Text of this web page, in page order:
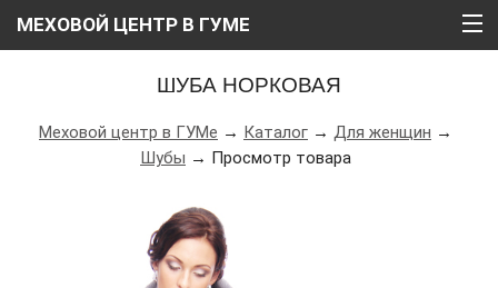
МЕХОВОЙ ЦЕНТР В ГУМЕ
ШУБА НОРКОВАЯ
Меховой центр в ГУМе → Каталог → Для женщин →
Шубы → Просмотр товара